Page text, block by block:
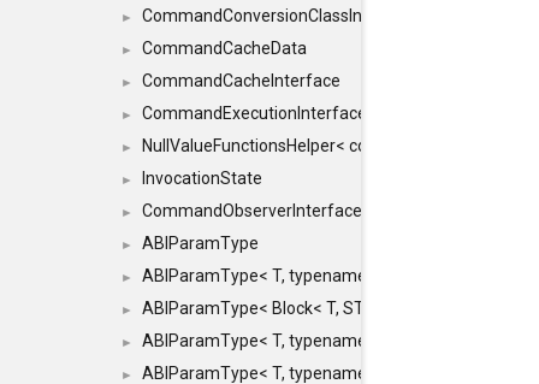
► CommandConversionClassInterface
► CommandCacheData
► CommandCacheInterface
► CommandExecutionInterface
► NullValueFunctionsHelper< const Result<
► InvocationState
► CommandObserverInterface
► ABIParamType
► ABIParamType< T, typename std::enable_if<
► ABIParamType< Block< T, STRIDED, MOVE > >
► ABIParamType< T, typename std::enable_if<
► ABIParamType< T, typename std::enable_if<